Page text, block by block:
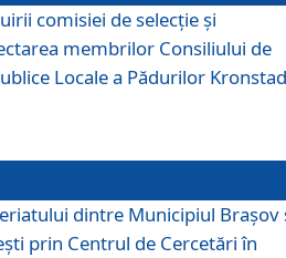
comisiei de selecție și
membrilor Consiliului de
Locale a Pădurilor
dintre Municipiul Brașov
prin Centrul de Cercetări în